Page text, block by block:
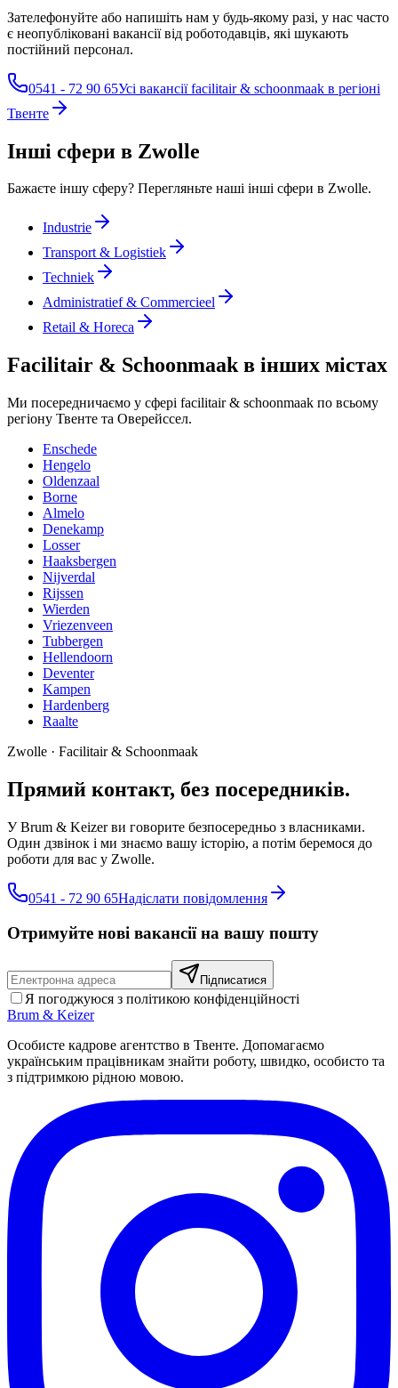
Зателефонуйте або напишіть нам у будь-якому разі, у нас часто
є неопубліковані вакансії від роботодавців, які шукають
постійний персонал.
0541 - 72 90 65Усі вакансії facilitair & schoonmaak в регіоні
Твенте
Інші сфери в Zwolle
Бажаєте іншу сферу? Перегляньте наші інші сфери в Zwolle.
Industrie
Transport & Logistiek
Techniek
Administratief & Commercieel
Retail & Horeca
Facilitair & Schoonmaak в інших містах
Ми посередничаємо у сфері facilitair & schoonmaak по всьому
регіону Твенте та Оверейссел.
Enschede
Hengelo
Oldenzaal
Borne
Almelo
Denekamp
Losser
Haaksbergen
Nijverdal
Rijssen
Wierden
Vriezenveen
Tubbergen
Hellendoorn
Deventer
Kampen
Hardenberg
Raalte
Zwolle · Facilitair & Schoonmaak
Прямий контакт, без посередників.
У Brum & Keizer ви говорите безпосередньо з власниками.
Один дзвінок і ми знаємо вашу історію, а потім беремося до
роботи для вас у Zwolle.
0541 - 72 90 65Надіслати повідомлення
Отримуйте нові вакансії на вашу пошту
Підписатися
Я погоджуюся з політикою конфіденційності
Brum & Keizer
Особисте кадрове агентство в Твенте. Допомагаємо
українським працівникам знайти роботу, швидко, особисто та
з підтримкою рідною мовою.